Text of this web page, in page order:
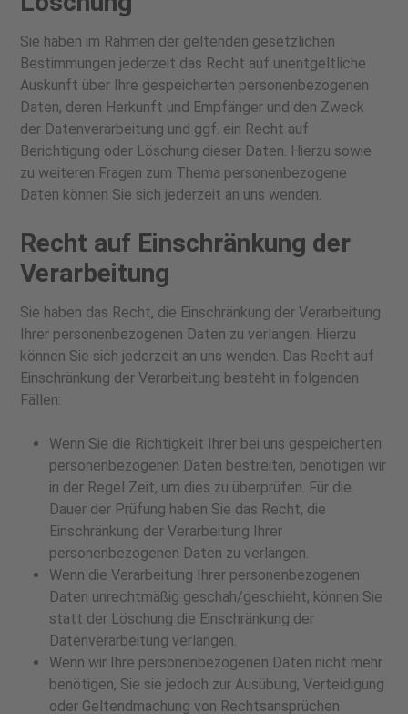
Sie haben im Rahmen der geltenden gesetzlichen
Bestimmungen jederzeit das Recht auf unentgeltliche
Auskunft über Ihre gespeicherten personenbezogenen
Daten, deren Herkunft und Empfänger und den Zweck
der Datenverarbeitung und ggf. ein Recht auf
Berichtigung oder Löschung dieser Daten. Hierzu sowie
zu weiteren Fragen zum Thema personenbezogene
Daten können Sie sich jederzeit an uns wenden.
Recht auf Einschränkung der
Verarbeitung
Sie haben das Recht, die Einschränkung der Verarbeitung
Ihrer personenbezogenen Daten zu verlangen. Hierzu
können Sie sich jederzeit an uns wenden. Das Recht auf
Einschränkung der Verarbeitung besteht in folgenden
Fällen:
Wenn Sie die Richtigkeit Ihrer bei uns gespeicherten
personenbezogenen Daten bestreiten, benötigen wir
in der Regel Zeit, um dies zu überprüfen. Für die
Dauer der Prüfung haben Sie das Recht, die
Einschränkung der Verarbeitung Ihrer
personenbezogenen Daten zu verlangen.
Wenn die Verarbeitung Ihrer personenbezogenen
Daten unrechtmäßig geschah/geschieht, können Sie
statt der Löschung die Einschränkung der
Datenverarbeitung verlangen.
Wenn wir Ihre personenbezogenen Daten nicht mehr
benötigen, Sie sie jedoch zur Ausübung, Verteidigung
oder Geltendmachung von Rechtsansprüchen